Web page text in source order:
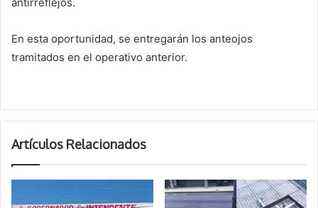
En esta oportunidad, se entregarán los anteojos
tramitados en el operativo anterior.
Artículos Relacionados